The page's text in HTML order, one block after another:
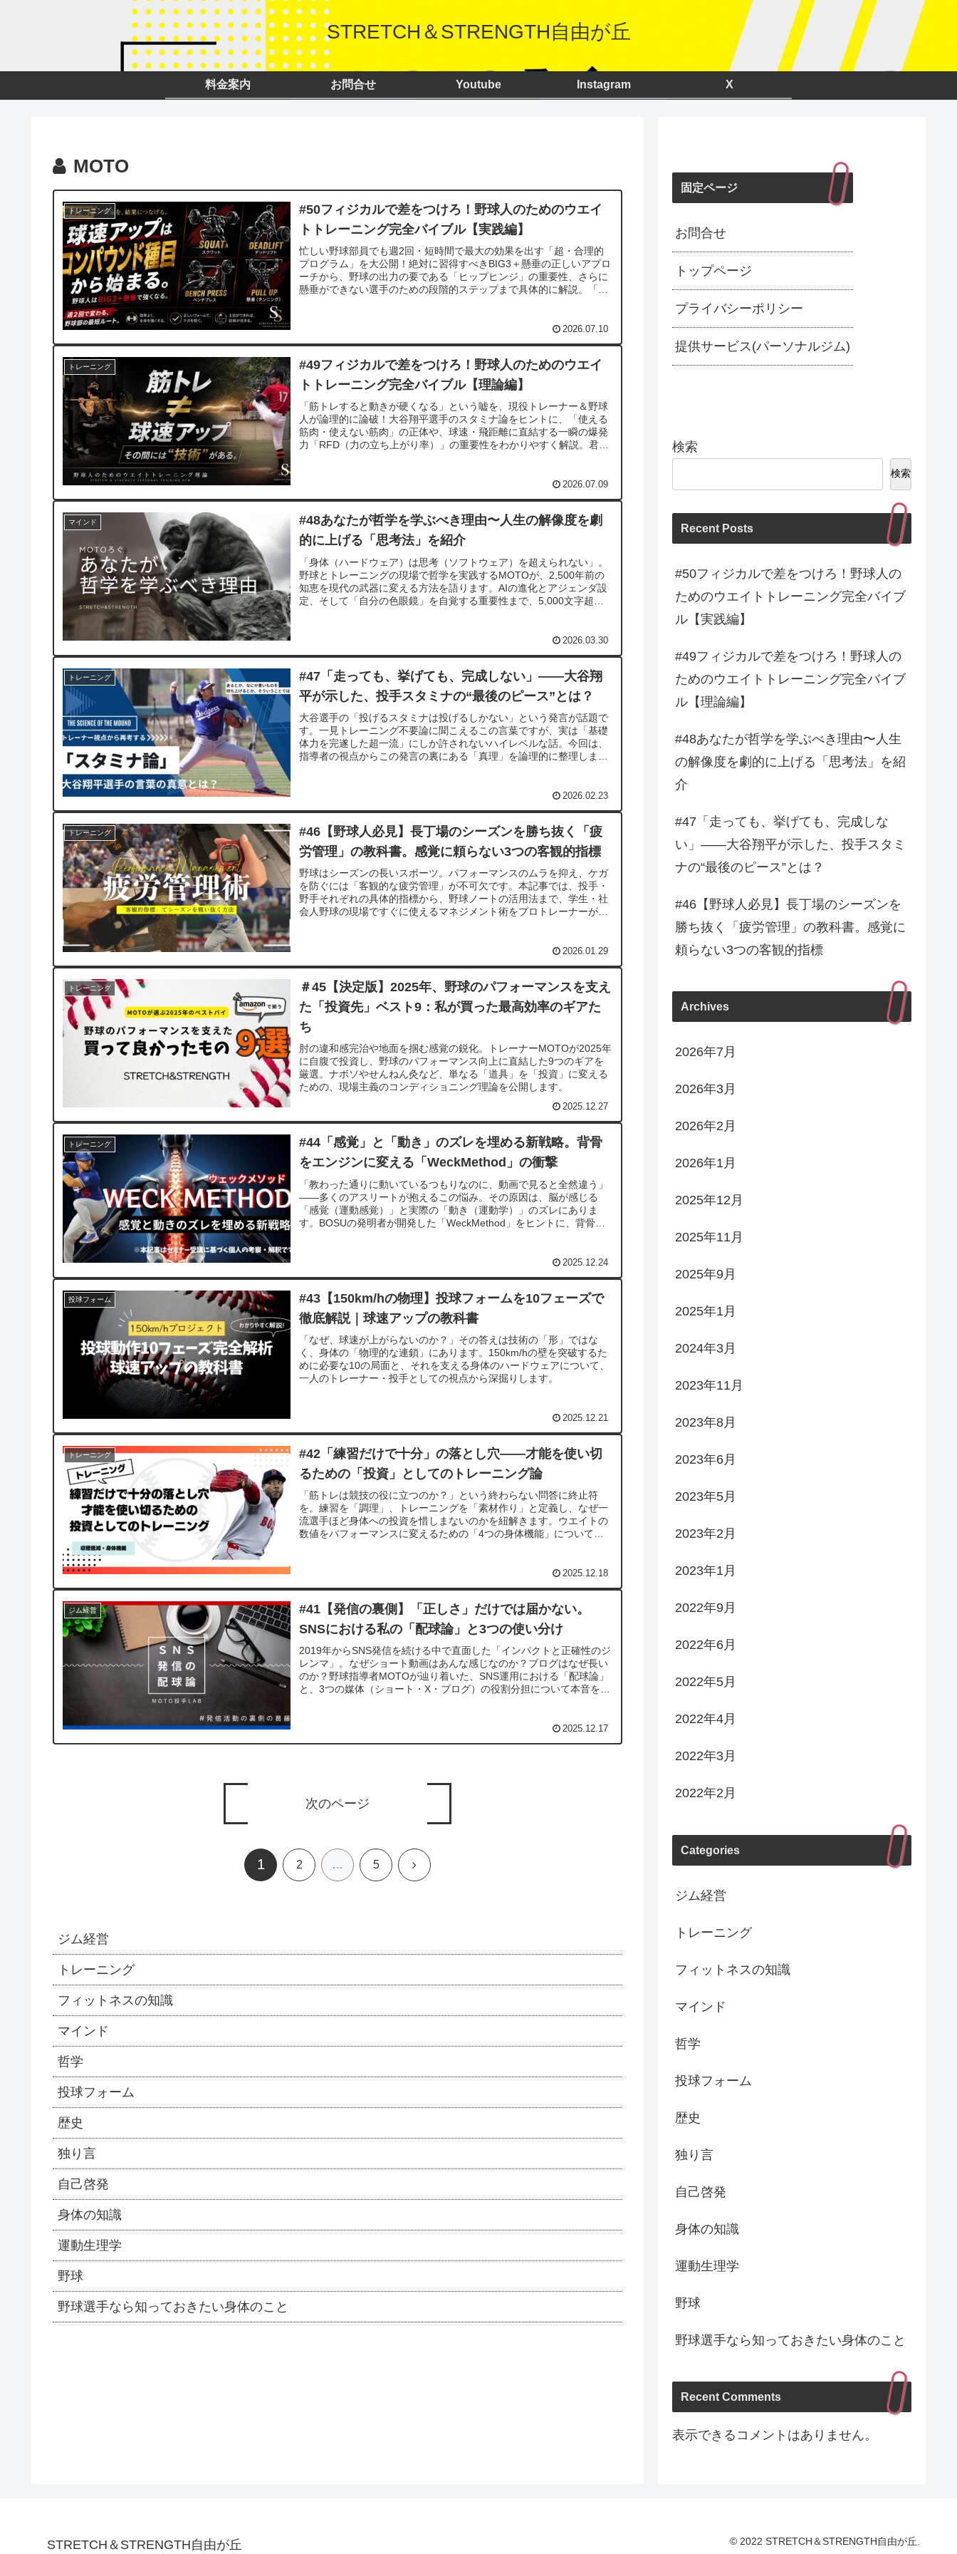
STRETCH＆STRENGTH自由が丘
料金案内 お問合せ Youtube Instagram X
MOTO
トレーニング
#50フィジカルで差をつけろ！野球人のためのウエイ
トトレーニング完全バイブル【実践編】
忙しい野球部員でも週2回・短時間で最大の効果を出す「超・合理的
プログラム」を大公開！絶対に習得すべきBIG3＋懸垂の正しいアプロ
ーチから、野球の出力の要である「ヒップヒンジ」の重要性、さらに
懸垂ができない選手のための段階的ステップまで具体的に解説。「素
2026.07.10
トレーニング
#49フィジカルで差をつけろ！野球人のためのウエイ
トトレーニング完全バイブル【理論編】
「筋トレすると動きが硬くなる」という嘘を、現役トレーナー＆野球
人が論理的に論破！大谷翔平選手のスタミナ論をヒントに、「使える
筋肉・使えない筋肉」の正体や、球速・飛距離に直結する一瞬の爆発
力「RFD（力の立ち上がり率）」の重要性をわかりやすく解説。君の
2026.07.09
マインド
#48あなたが哲学を学ぶべき理由〜人生の解像度を劇
的に上げる「思考法」を紹介
「身体（ハードウェア）は思考（ソフトウェア）を超えられない」。
野球とトレーニングの現場で哲学を実践するMOTOが、2,500年前の
知恵を現代の武器に変える方法を語ります。AIの進化とアジェンダ設
定、そして「自分の色眼鏡」を自覚する重要性まで、5,000文字超の
2026.03.30
トレーニング
#47「走っても、挙げても、完成しない」——大谷翔
平が示した、投手スタミナの“最後のピース”とは？
大谷選手の「投げるスタミナは投げるしかない」という発言が話題で
す。一見トレーニング不要論に聞こえるこの言葉ですが、実は「基礎
体力を完遂した超一流」にしか許されないハイレベルな話。今回は、
指導者の視点からこの発言の裏にある「真理」を論理的に整理しま
2026.02.23
トレーニング
#46【野球人必見】長丁場のシーズンを勝ち抜く「疲
労管理」の教科書。感覚に頼らない3つの客観的指標
野球はシーズンの長いスポーツ。パフォーマンスのムラを抑え、ケガ
を防ぐには「客観的な疲労管理」が不可欠です。本記事では、投手・
野手それぞれの具体的指標から、野球ノートの活用法まで、学生・社
会人野球の現場ですぐに使えるマネジメント術をプロトレーナーが解
2026.01.29
トレーニング
＃45【決定版】2025年、野球のパフォーマンスを支え
た「投資先」ベスト9：私が買った最高効率のギアた
ち
肘の違和感完治や地面を掴む感覚の鋭化。トレーナーMOTOが2025年
に自腹で投資し、野球のパフォーマンス向上に直結した9つのギアを
厳選。ナボソやせんねん灸など、単なる「道具」を「投資」に変える
ための、現場主義のコンディショニング理論を公開します。
2025.12.27
トレーニング
#44「感覚」と「動き」のズレを埋める新戦略。背骨
をエンジンに変える「WeckMethod」の衝撃
「教わった通りに動いているつもりなのに、動画で見ると全然違う」
――多くのアスリートが抱えるこの悩み。その原因は、脳が感じる
「感覚（運動感覚）」と実際の「動き（運動学）」のズレにありま
す。BOSUの発明者が開発した「WeckMethod」をヒントに、背骨を
2025.12.24
投球フォーム
#43【150km/hの物理】投球フォームを10フェーズで
徹底解説｜球速アップの教科書
「なぜ、球速が上がらないのか？」その答えは技術の「形」ではな
く、身体の「物理的な連鎖」にあります。150km/hの壁を突破するた
めに必要な10の局面と、それを支える身体のハードウェアについて、
一人のトレーナー・投手としての視点から深掘りします。
2025.12.21
トレーニング
#42「練習だけで十分」の落とし穴——才能を使い切
るための「投資」としてのトレーニング論
「筋トレは競技の役に立つのか？」という終わらない問答に終止符
を。練習を「調理」、トレーニングを「素材作り」と定義し、なぜ一
流選手ほど身体への投資を惜しまないのかを紐解きます。ウエイトの
数値をパフォーマンスに変えるための「4つの身体機能」についても
2025.12.18
ジム経営
#41【発信の裏側】「正しさ」だけでは届かない。
SNSにおける私の「配球論」と3つの使い分け
2019年からSNS発信を続ける中で直面した「インパクトと正確性のジ
レンマ」。なぜショート動画はあんな感じなのか？ブログはなぜ長い
のか？野球指導者MOTOが辿り着いた、SNS運用における「配球論」
と、3つの媒体（ショート・X・ブログ）の役割分担について本音を公
2025.12.17
次のページ
1 2 … 5 次
ジム経営
トレーニング
フィットネスの知識
マインド
哲学
投球フォーム
歴史
独り言
自己啓発
身体の知識
運動生理学
野球
野球選手なら知っておきたい身体のこと
固定ページ
お問合せ
トップページ
プライバシーポリシー
提供サービス(パーソナルジム)
検索
検索
Recent Posts
#50フィジカルで差をつけろ！野球人の
ためのウエイトトレーニング完全バイブ
ル【実践編】
#49フィジカルで差をつけろ！野球人の
ためのウエイトトレーニング完全バイブ
ル【理論編】
#48あなたが哲学を学ぶべき理由〜人生
の解像度を劇的に上げる「思考法」を紹
介
#47「走っても、挙げても、完成しな
い」——大谷翔平が示した、投手スタミ
ナの“最後のピース”とは？
#46【野球人必見】長丁場のシーズンを
勝ち抜く「疲労管理」の教科書。感覚に
頼らない3つの客観的指標
Archives
2026年7月
2026年3月
2026年2月
2026年1月
2025年12月
2025年11月
2025年9月
2025年1月
2024年3月
2023年11月
2023年8月
2023年6月
2023年5月
2023年2月
2023年1月
2022年9月
2022年6月
2022年5月
2022年4月
2022年3月
2022年2月
Categories
ジム経営
トレーニング
フィットネスの知識
マインド
哲学
投球フォーム
歴史
独り言
自己啓発
身体の知識
運動生理学
野球
野球選手なら知っておきたい身体のこと
Recent Comments
表示できるコメントはありません。
STRETCH＆STRENGTH自由が丘 © 2022 STRETCH＆STRENGTH自由が丘.